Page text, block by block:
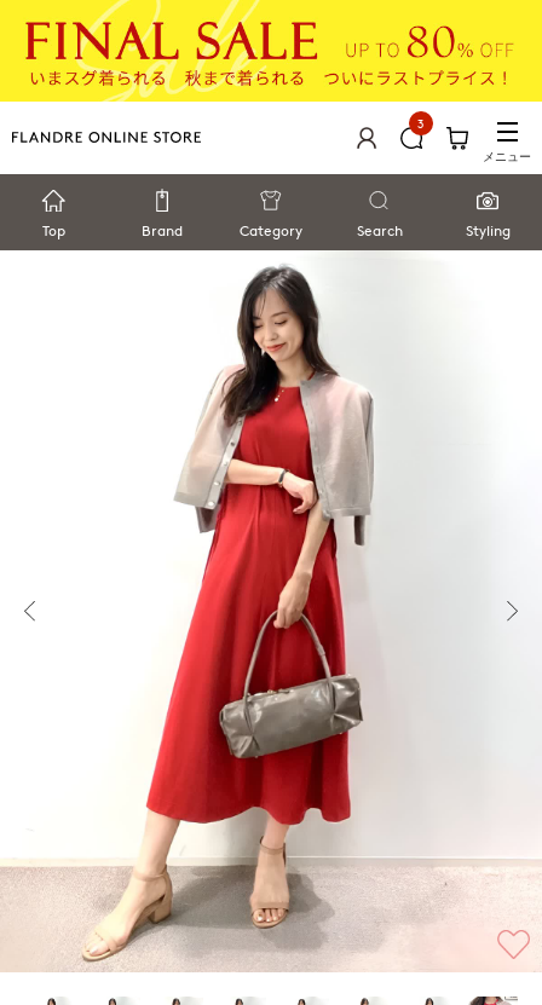
3
メニュー
Top Brand Category Search Styling